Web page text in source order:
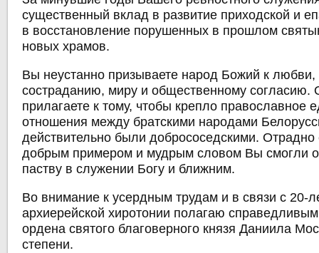
существенный вклад в развитие приходской и
в восстановление порушенных в прошлом
новых храмов.
Вы неустанно призываете народ Божий к
состраданию, миру и общественному
прилагаете к тому, чтобы крепло православное
отношения между братскими народами
действительно были добрососедскими. Отрадно
добрым примером и мудрым словом Вы смогли
паству в служении Богу и ближним.
Во внимание к усердным трудам и в связи с 20-
архиерейской хиротонии полагаю
ордена святого благоверного князя Даниила
степени.